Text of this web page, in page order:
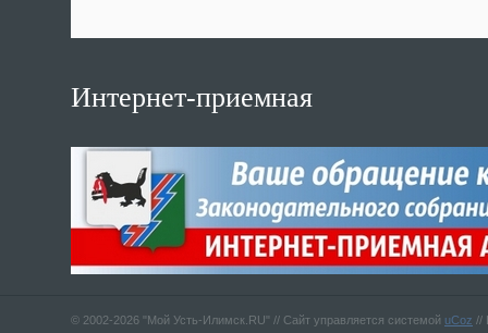
Интернет-приемная
© 2002-2026 "Мой Усть-Илимск.RU" // Сайт управляется системой uCoz //